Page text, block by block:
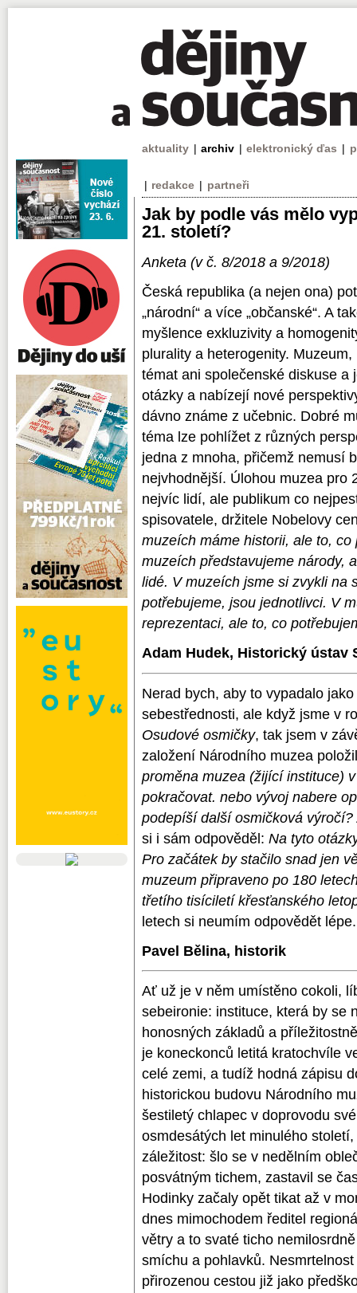
aktuality | archiv | elektronický ďas |
| redakce | partneři
Jak by podle vás mělo
21. století?
Anketa (v č. 8/2018 a 9/2018)
Česká republika (a nejen ona)
„národní“ a více „občanské“. A
myšlence exkluzivity a
plurality a heterogenity.
témat ani společenské diskuse a
otázky a nabízejí nové
dávno známe z učebnic. Dobré
téma lze pohlížet z různých
jedna z mnoha, přičemž nemusí
nejvhodnější. Úlohou muzea pro
nejvíc lidí, ale publikum co
spisovatele, držitele Nobelovy
muzeích máme historii, ale to,
muzeích představujeme národy,
lidé. V muzeích jsme si zvykli na
potřebujeme, jsou jednotlivci. V
reprezentaci, ale to, co
Adam Hudek, Historický ústav
Nerad bych, aby to vypadalo
sebestřednosti, ale když jsme v
Osudové osmičky, tak jsem v
založení Národního muzea
proměna muzea (žijící instituce)
pokračovat. nebo vývoj nabere
podepíší další osmičková výročí?
si i sám odpověděl: Na tyto
Pro začátek by stačilo snad jen
muzeum připraveno po 180
třetího tisíciletí křesťanského
letech si neumím odpovědět lépe.
Pavel Bělina, historik
Ať už je v něm umístěno cokoli,
sebeironie: instituce, která by se
honosných základů a
je koneckonců letitá kratochvíle
celé zemi, a tudíž hodná zápisu
historickou budovu Národního
šestiletý chlapec v doprovodu
osmdesátých let minulého
záležitost: šlo se v nedělním
posvátným tichem, zastavil se
Hodinky začaly opět tikat až v
dnes mimochodem ředitel
větry a to svaté ticho
smíchu a pohlavků.
přirozenou cestou již jako